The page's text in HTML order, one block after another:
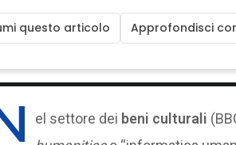
questo articolo Approfondisci
el settore dei beni culturali